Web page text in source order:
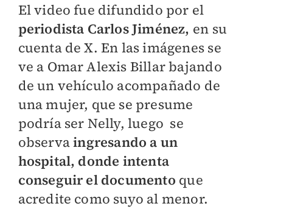
El video fue difundido por el
periodista Carlos Jiménez, en su
cuenta de X. En las imágenes se
ve a Omar Alexis Billar bajando
de un vehículo acompañado de
una mujer, que se presume
podría ser Nelly, luego se
observaingresando a un
hospital, donde intenta
conseguir el documento que
acredite como suyo al menor.